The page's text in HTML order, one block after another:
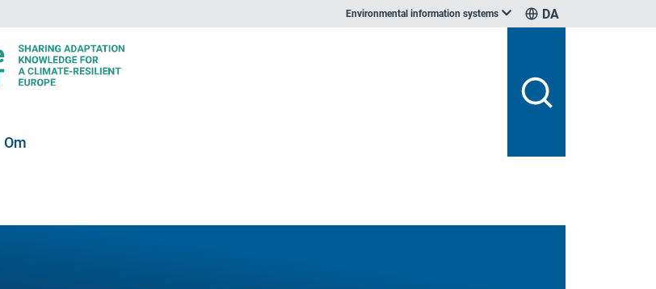
Environmental information systems DA
Om